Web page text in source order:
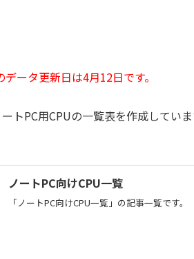
ータ更新日は4月12日です。
トPC用CPUの一覧表を作成してい
ノートPC向けCPU一覧
「ノートPC向けCPU一覧」の記事一覧です。